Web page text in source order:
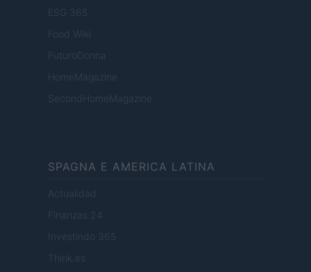
ESG 365
Food Wiki
FuturoDonna
HomeMagazine
SecondHomeMagazine
SPAGNA E AMERICA LATINA
Actualidad
Finanzas 24
Investindo 365
Think.es